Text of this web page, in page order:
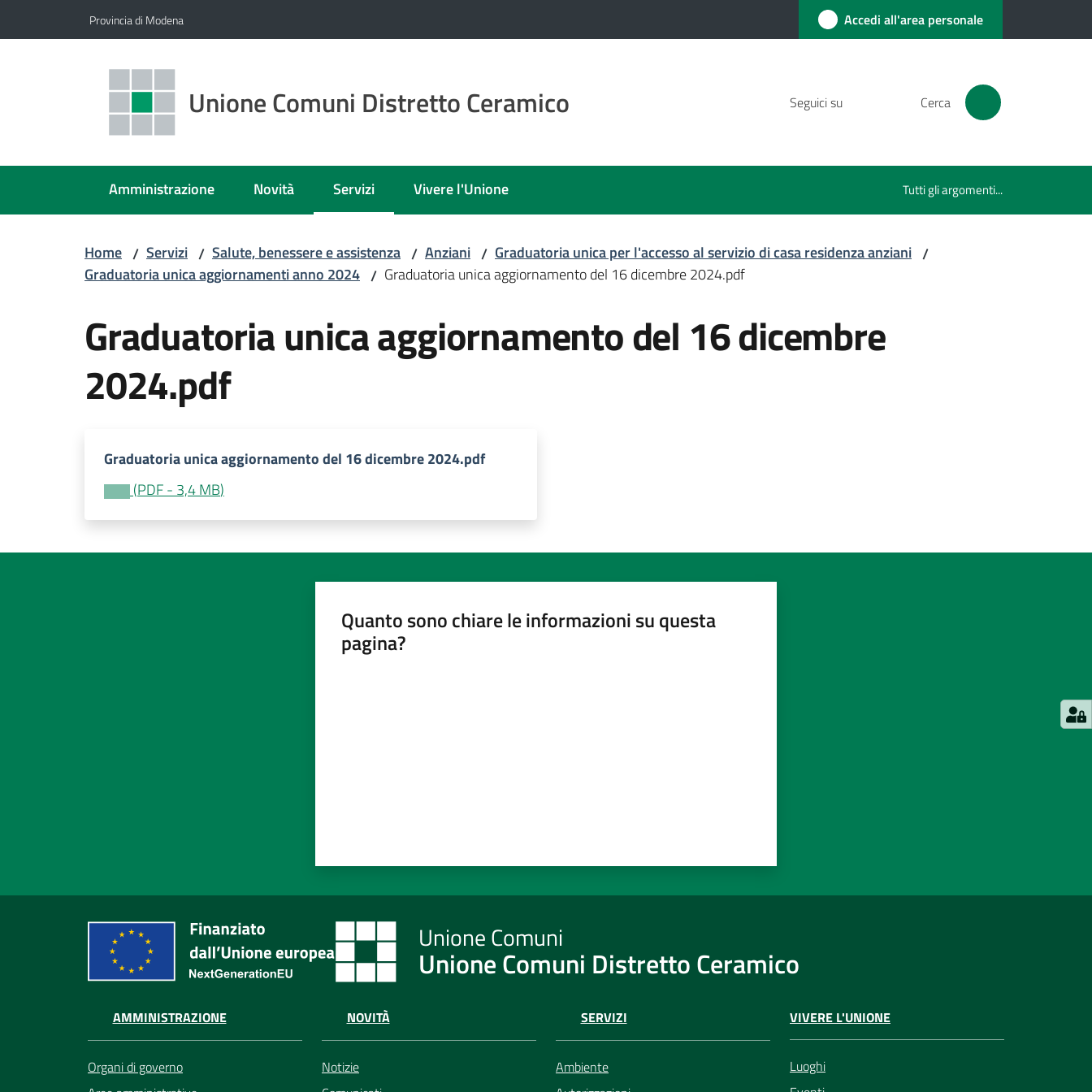
Provincia di Modena Accedi all'area personale
Unione Comuni Distretto Ceramico Seguici su Cerca
Amministrazione Novità Servizi
Menu selezionatoVivere l'Unione Tutti gli argomenti...
Home / Servizi / Salute, benessere e assistenza / Anziani / Graduatoria unica per l'accesso al servizio di casa residenza anziani /
Graduatoria unica aggiornamenti anno 2024 / Graduatoria unica aggiornamento del 16 dicembre 2024.pdf
Graduatoria unica aggiornamento del 16 dicembre
2024.pdf
Graduatoria unica aggiornamento del 16 dicembre 2024.pdf
(PDF- 3,4 MB)
Quanto sono chiare le informazioni su questa
pagina?
Unione Comuni Distretto Ceramico
AMMINISTRAZIONE
Organi di governo
NOVITÀ
Notizie
SERVIZI
Ambiente
VIVERE L'UNIONE
Luoghi